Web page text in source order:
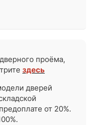
проёма,
здесь
дверей
от 20%.